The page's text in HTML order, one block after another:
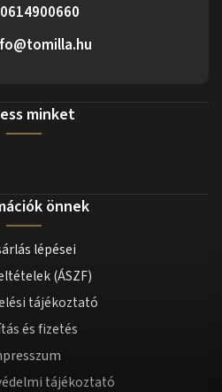
0614900660
minket
önnek
lépései
(ÁSZF)
tájékoztató
és fizetés
tájékoztató